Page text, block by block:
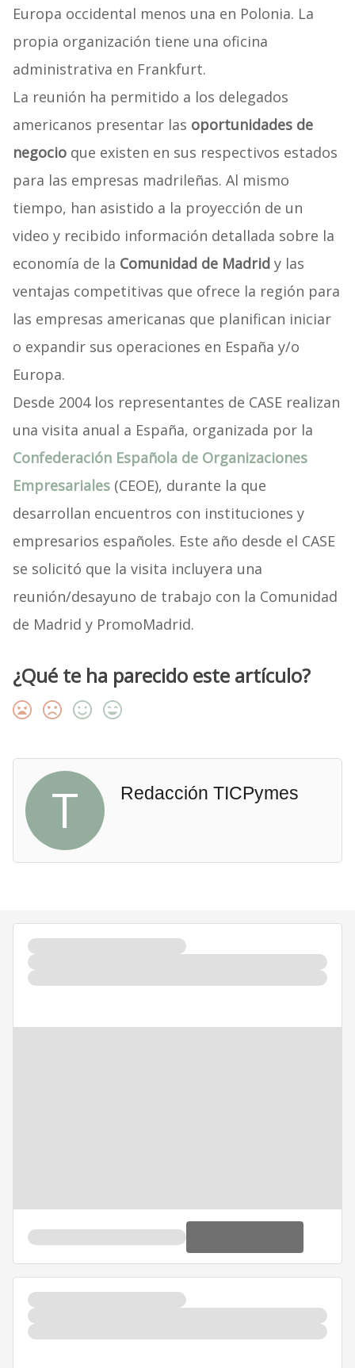
Europa occidental menos una en Polonia. La
propia organización tiene una oficina
administrativa en Frankfurt.
La reunión ha permitido a los delegados
americanos presentar las oportunidades de
negocioque existen en sus respectivos estados
para las empresas madrileñas. Al mismo
tiempo, han asistido a la proyección de un
video y recibido información detallada sobre la
economía de la Comunidad de Madridy las
ventajas competitivas que ofrece la región para
las empresas americanas que planifican iniciar
o expandir sus operaciones en España y/o
Europa.
Desde 2004 los representantes de CASE realizan
una visita anual a España, organizada por la
Confederación Española de Organizaciones
Empresariales(CEOE), durante la que
desarrollan encuentros con instituciones y
empresarios españoles. Este año desde el CASE
se solicitó que la visita incluyera una
reunión/desayuno de trabajo con la Comunidad
de Madrid y PromoMadrid.
¿Qué te ha parecido este artículo?
T Redacción TICPymes